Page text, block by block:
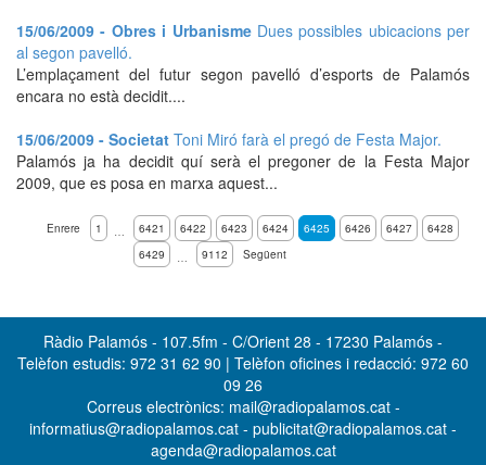
15/06/2009 - Obres i Urbanisme Dues possibles ubicacions per
al segon pavelló.
L’emplaçament del futur segon pavelló d’esports de Palamós
encara no està decidit....
15/06/2009 - Societat Toni Miró farà el pregó de Festa Major.
Palamós ja ha decidit quí serà el pregoner de la Festa Major
2009, que es posa en marxa aquest...
Enrere 1 … 6421 6422 6423 6424 6425 6426 6427
6428
6429
… 9112 Següent
Ràdio Palamós - 107.5fm - C/Orient 28 - 17230 Palamós -
Telèfon estudis: 972 31 62 90 | Telèfon oficines i redacció: 972 60
09 26
Correus electrònics: mail@radiopalamos.cat -
informatius@radiopalamos.cat - publicitat@radiopalamos.cat -
agenda@radiopalamos.cat